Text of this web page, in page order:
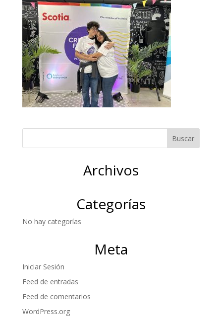
Archivos
Categorías
No hay categorías
Meta
Iniciar Sesión
Feed de entradas
Feed de comentarios
WordPress.org